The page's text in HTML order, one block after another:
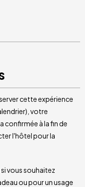
cette expérience
votre
confirmée à la fin de
l'hôtel pour la
vous souhaitez
ou pour un usage